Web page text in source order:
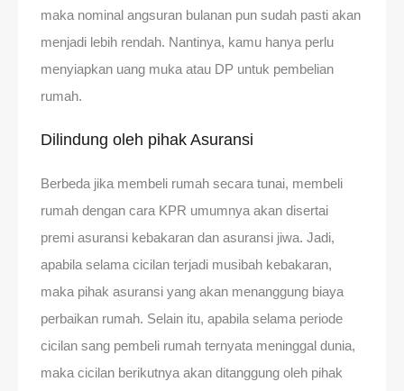
maka nominal angsuran bulanan pun sudah pasti akan
menjadi lebih rendah. Nantinya, kamu hanya perlu
menyiapkan uang muka atau DP untuk pembelian
rumah.
Dilindung oleh pihak Asuransi
Berbeda jika membeli rumah secara tunai, membeli
rumah dengan cara KPR umumnya akan disertai
premi asuransi kebakaran dan asuransi jiwa. Jadi,
apabila selama cicilan terjadi musibah kebakaran,
maka pihak asuransi yang akan menanggung biaya
perbaikan rumah. Selain itu, apabila selama periode
cicilan sang pembeli rumah ternyata meninggal dunia,
maka cicilan berikutnya akan ditanggung oleh pihak